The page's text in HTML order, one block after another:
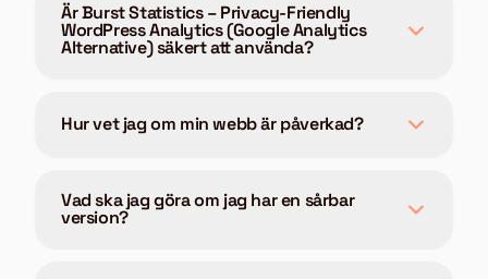
Är Burst Statistics – Privacy-Friendly
WordPress Analytics (Google Analytics
Alternative) säkert att använda?
Hur vet jag om min webb är påverkad?
Vad ska jag göra om jag har en sårbar
version?